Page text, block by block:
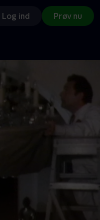
Log ind Prøv nu